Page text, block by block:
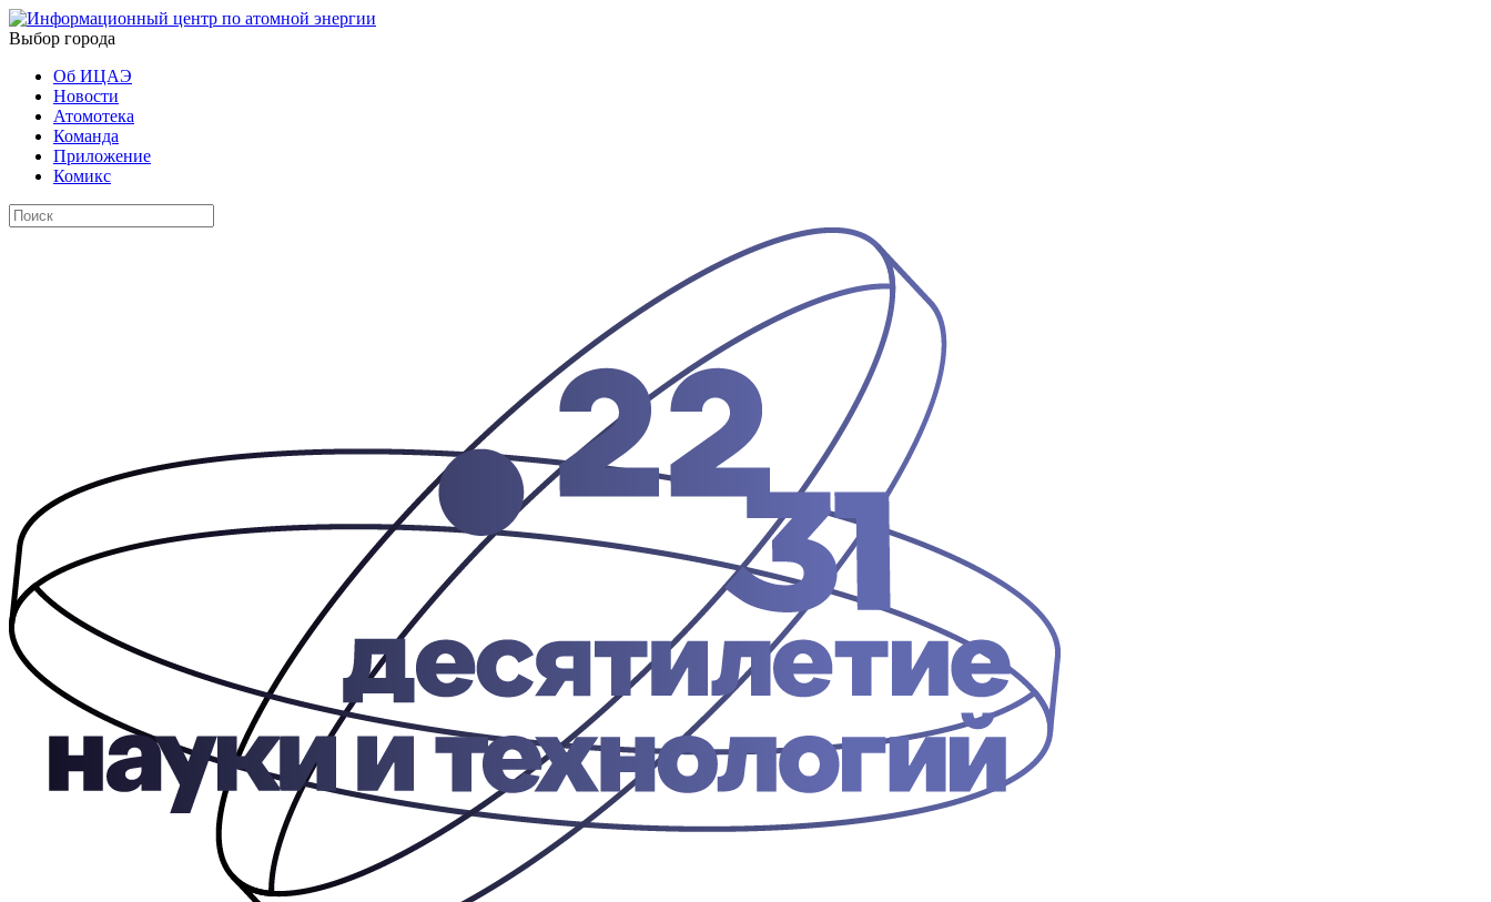
Выбор города
Об ИЦАЭ
Новости
Атомотека
Команда
Приложение
Комикс